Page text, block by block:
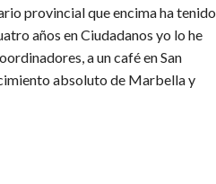
provincial que encima ha tenido
años en Ciudadanos yo lo he
a un café en San
absoluto de Marbella y